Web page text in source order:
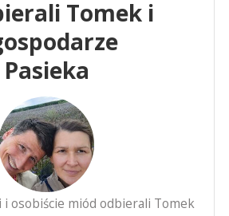
Tomek i
i osobiście miód odbierali Tomek